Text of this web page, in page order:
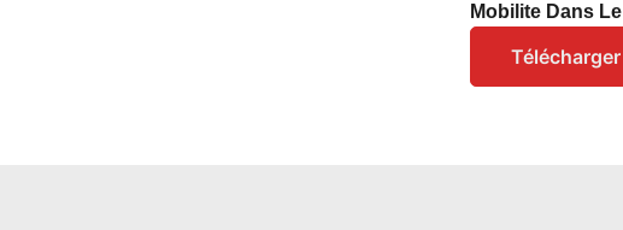
Mobilite Dans
Télécharger